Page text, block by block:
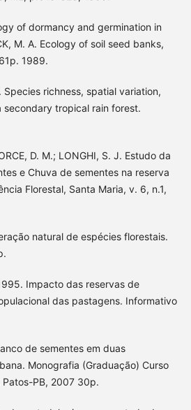
of dormancy and germination in
M. A. Ecology of soil seed banks,
1989.
Species richness, spatial variation,
tropical rain forest.
D. M.; LONGHI, S. J. Estudo da
e Chuva de sementes na reserva
Florestal, Santa Maria, v. 6, n.1,
natural de espécies florestais.
1995. Impacto das reservas de
das pastagens. Informativo
de sementes em duas
Monografia (Graduação) Curso
Patos-PB, 2007 30p.